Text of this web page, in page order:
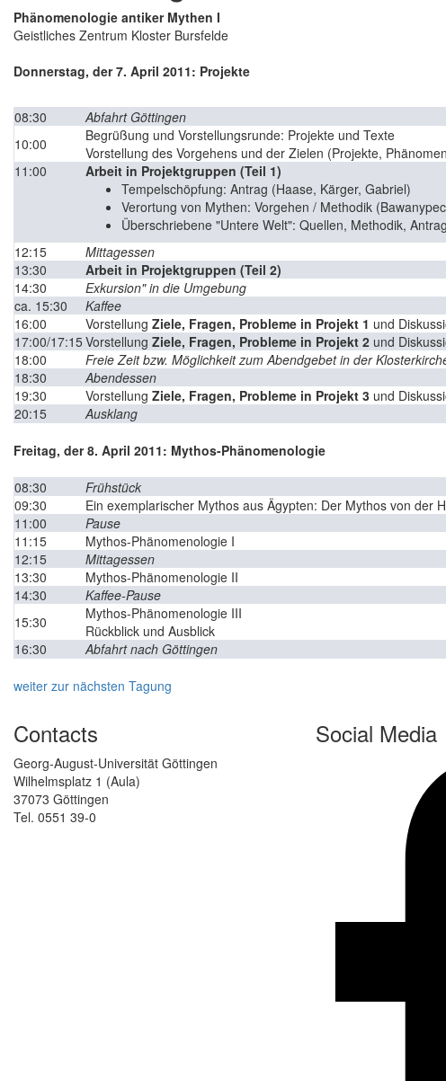
Phänomenologie antiker Mythen I
Geistliches Zentrum Kloster Bursfelde
Donnerstag, der 7. April 2011: Projekte
08:30
Abfahrt Göttingen
10:00
Begrüßung und Vorstellungsrunde: Projekte und Texte
Vorstellung des Vorgehens und der Zielen (Projekte,
11:00
Arbeit in Projektgruppen (Teil 1)
Tempelschöpfung: Antrag (Haase, Kärger, Gabriel)
Verortung von Mythen: Vorgehen / Methodik
Überschriebene "Untere Welt": Quellen, Methodik,
12:15
Mittagessen
13:30
Arbeit in Projektgruppen (Teil 2)
14:30
Exkursion" in die Umgebung
ca. 15:30
Kaffee
16:00
Vorstellung Ziele, Fragen, Probleme in Projekt 1 und
17:00/17:15 Vorstellung Ziele, Fragen, Probleme in Projekt 2 und
18:00
Freie Zeit bzw. Möglichkeit zum Abendgebet in der
18:30
Abendessen
19:30
Vorstellung Ziele, Fragen, Probleme in Projekt 3 und
20:15
Ausklang
Freitag, der 8. April 2011: Mythos-Phänomenologie
08:30
Frühstück
09:30
Ein exemplarischer Mythos aus Ägypten: Der Mythos von der
11:00
Pause
11:15
Mythos-Phänomenologie I
12:15
Mittagessen
13:30
Mythos-Phänomenologie II
14:30
Kaffee-Pause
15:30
Mythos-Phänomenologie III
Rückblick und Ausblick
16:30
Abfahrt nach Göttingen
weiter zur nächsten Tagung
Contacts
Georg-August-Universität Göttingen
Wilhelmsplatz 1 (Aula)
37073 Göttingen
Tel. 0551 39-0
Social Media